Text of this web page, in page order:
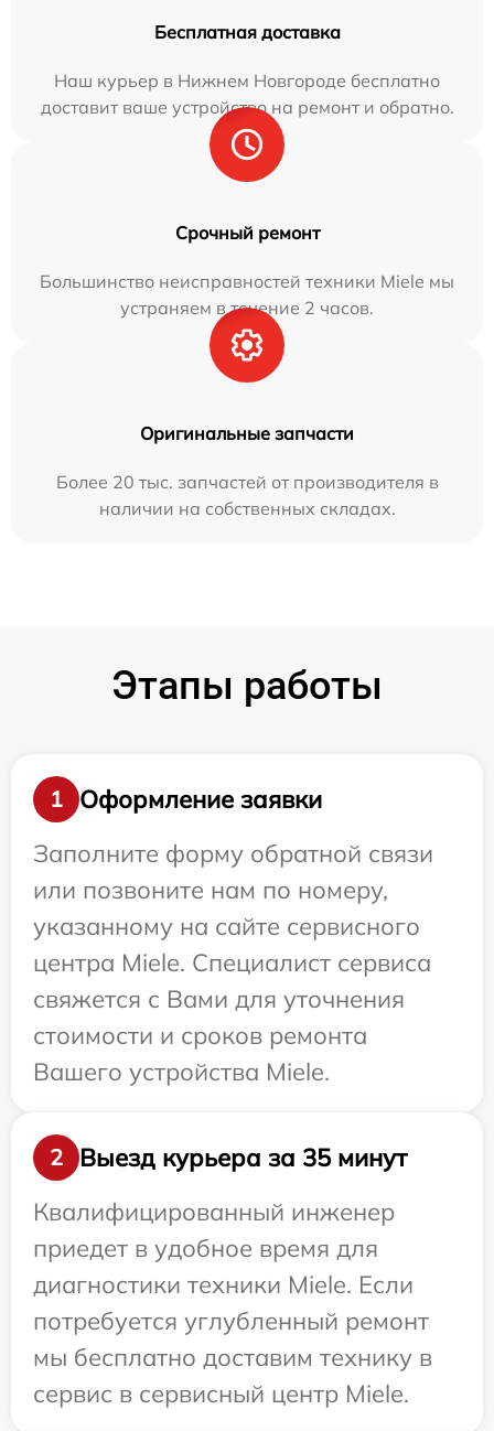
Бесплатная доставка
Наш курьер в Нижнем Новгороде бесплатно
доставит ваше устройство на ремонт и обратно.
Срочный ремонт
Большинство неисправностей техники Miele мы
устраняем в течение 2 часов.
Оригинальные запчасти
Более 20 тыс. запчастей от производителя в
наличии на собственных складах.
Этапы работы
1
Оформление заявки
Заполните форму обратной связи
или позвоните нам по номеру,
указанному на сайте сервисного
центра Miele. Специалист сервиса
свяжется с Вами для уточнения
стоимости и сроков ремонта
Вашего устройства Miele.
2
Выезд курьера за 35 минут
Квалифицированный инженер
приедет в удобное время для
диагностики техники Miele. Если
потребуется углубленный ремонт
мы бесплатно доставим технику в
сервис в сервисный центр Miele.